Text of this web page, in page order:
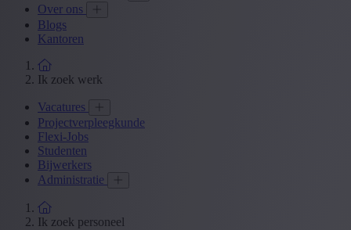
Over ons
Blogs
Kantoren
Ik zoek werk
Vacatures
Projectverpleegkunde
Flexi-Jobs
Studenten
Bijwerkers
Administratie
Ik zoek personeel